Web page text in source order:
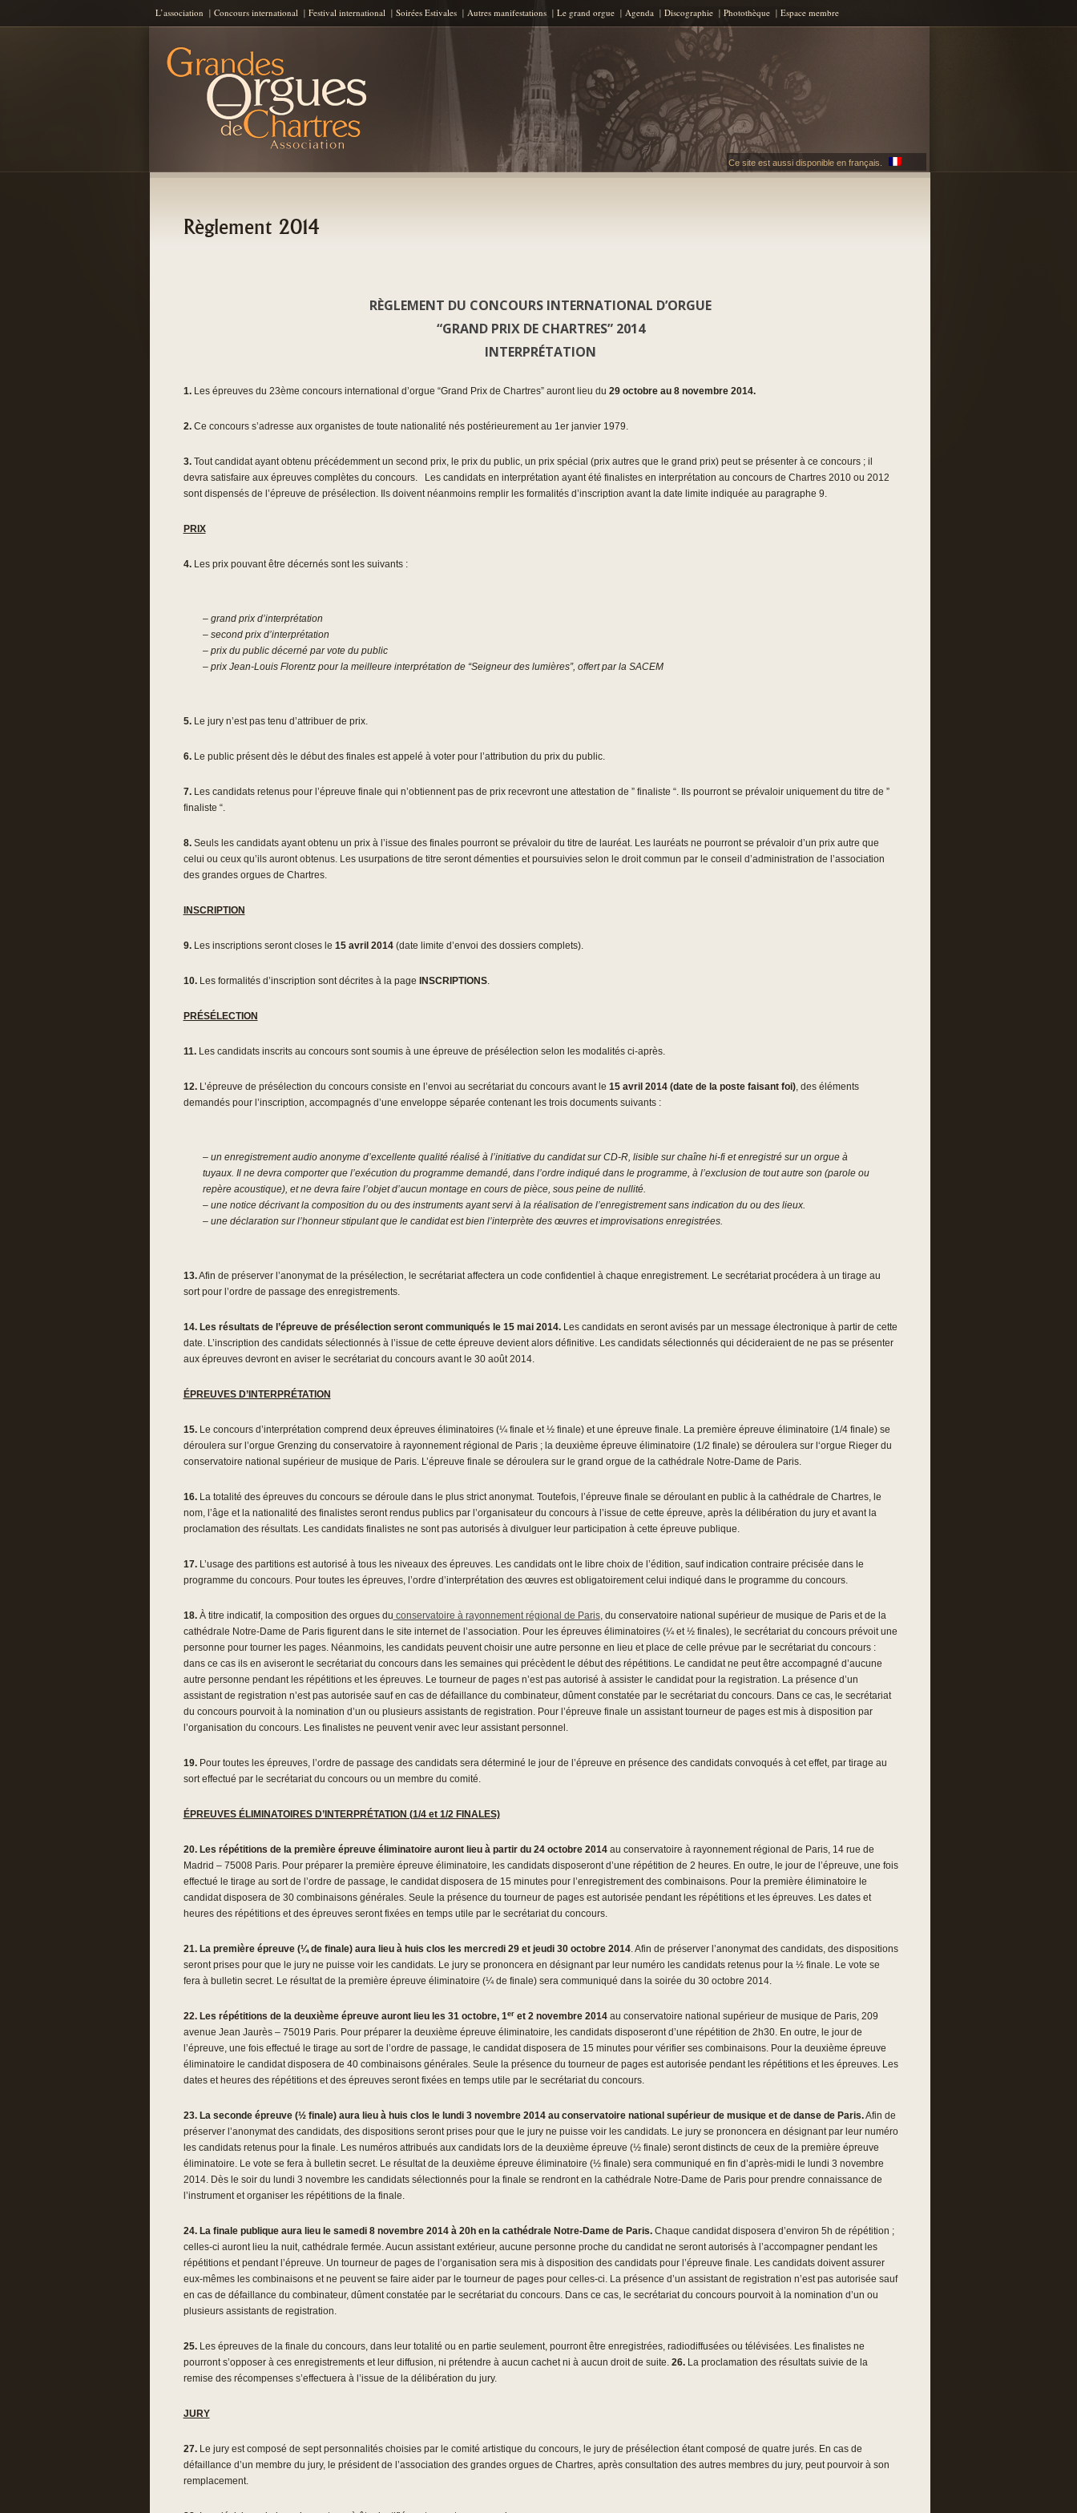
L’association Concours international Festival international Soirées Estivales Autres manifestations Le grand orgue Agenda Discographie Photothèque Espace membre
AGOC
Ce site est aussi disponible en français.
Règlement 2014
RÈGLEMENT DU CONCOURS INTERNATIONAL D’ORGUE
“GRAND PRIX DE CHARTRES” 2014
INTERPRÉTATION
1.Les épreuves du 23ème concours international d’orgue “Grand Prix de Chartres” auront lieu du 29 octobre au 8 novembre 2014.
2.Ce concours s’adresse aux organistes de toute nationalité nés postérieurement au 1er janvier 1979.
3.Tout candidat ayant obtenu précédemment un second prix, le prix du public, un prix spécial (prix autres que le grand prix) peut se présenter à ce concours ; il
devra satisfaire aux épreuves complètes du concours. Les candidats en interprétation ayant été finalistes en interprétation au concours de Chartres 2010 ou 2012
sont dispensés de l’épreuve de présélection. Ils doivent néanmoins remplir les formalités d’inscription avant la date limite indiquée au paragraphe 9.
PRIX
4.Les prix pouvant être décernés sont les suivants :
– grand prix d’interprétation
– second prix d’interprétation
– prix du public décerné par vote du public
– prix Jean-Louis Florentz pour la meilleure interprétation de “Seigneur des lumières”, offert par la SACEM
5.Le jury n’est pas tenu d’attribuer de prix.
6.Le public présent dès le début des finales est appelé à voter pour l’attribution du prix du public.
7.Les candidats retenus pour l’épreuve finale qui n’obtiennent pas de prix recevront une attestation de ” finaliste “. Ils pourront se prévaloir uniquement du titre de ”
finaliste “.
8.Seuls les candidats ayant obtenu un prix à l’issue des finales pourront se prévaloir du titre de lauréat. Les lauréats ne pourront se prévaloir d’un prix autre que
celui ou ceux qu’ils auront obtenus. Les usurpations de titre seront démenties et poursuivies selon le droit commun par le conseil d’administration de l’association
des grandes orgues de Chartres.
INSCRIPTION
9.Les inscriptions seront closes le 15 avril 2014(date limite d’envoi des dossiers complets).
10.Les formalités d’inscription sont décrites à la page INSCRIPTIONS.
PRÉSÉLECTION
11.Les candidats inscrits au concours sont soumis à une épreuve de présélection selon les modalités ci-après.
12.L’épreuve de présélection du concours consiste en l’envoi au secrétariat du concours avant le 15 avril 2014 (date de la poste faisant foi), des éléments
demandés pour l’inscription, accompagnés d’une enveloppe séparée contenant les trois documents suivants :
– un enregistrement audio anonyme d’excellente qualité réalisé à l’initiative du candidat sur CD-R, lisible sur chaîne hi-fi et enregistré sur un orgue à
tuyaux. Il ne devra comporter que l’exécution du programme demandé, dans l’ordre indiqué dans le programme, à l’exclusion de tout autre son (parole ou
repère acoustique), et ne devra faire l’objet d’aucun montage en cours de pièce, sous peine de nullité.
– une notice décrivant la composition du ou des instruments ayant servi à la réalisation de l’enregistrement sans indication du ou des lieux.
– une déclaration sur l’honneur stipulant que le candidat est bien l’interprète des œuvres et improvisations enregistrées.
13.Afin de préserver l’anonymat de la présélection, le secrétariat affectera un code confidentiel à chaque enregistrement. Le secrétariat procédera à un tirage au
sort pour l’ordre de passage des enregistrements.
14. Les résultats de l’épreuve de présélection seront communiqués le 15 mai 2014.Les candidats en seront avisés par un message électronique à partir de cette
date. L’inscription des candidats sélectionnés à l’issue de cette épreuve devient alors définitive. Les candidats sélectionnés qui décideraient de ne pas se présenter
aux épreuves devront en aviser le secrétariat du concours avant le 30 août 2014.
ÉPREUVES D’INTERPRÉTATION
15.Le concours d’interprétation comprend deux épreuves éliminatoires (¼ finale et ½ finale) et une épreuve finale. La première épreuve éliminatoire (1/4 finale) se
déroulera sur l’orgue Grenzing du conservatoire à rayonnement régional de Paris ; la deuxième épreuve éliminatoire (1/2 finale) se déroulera sur l‘orgue Rieger du
conservatoire national supérieur de musique de Paris. L’épreuve finale se déroulera sur le grand orgue de la cathédrale Notre-Dame de Paris.
16.La totalité des épreuves du concours se déroule dans le plus strict anonymat. Toutefois, l’épreuve finale se déroulant en public à la cathédrale de Chartres, le
nom, l’âge et la nationalité des finalistes seront rendus publics par l’organisateur du concours à l’issue de cette épreuve, après la délibération du jury et avant la
proclamation des résultats. Les candidats finalistes ne sont pas autorisés à divulguer leur participation à cette épreuve publique.
17.L’usage des partitions est autorisé à tous les niveaux des épreuves. Les candidats ont le libre choix de l’édition, sauf indication contraire précisée dans le
programme du concours. Pour toutes les épreuves, l’ordre d’interprétation des œuvres est obligatoirement celui indiqué dans le programme du concours.
18.À titre indicatif, la composition des orgues du conservatoire à rayonnement régional de Paris, du conservatoire national supérieur de musique de Paris et de la
cathédrale Notre-Dame de Paris figurent dans le site internet de l’association. Pour les épreuves éliminatoires (¼ et ½ finales), le secrétariat du concours prévoit une
personne pour tourner les pages. Néanmoins, les candidats peuvent choisir une autre personne en lieu et place de celle prévue par le secrétariat du concours :
dans ce cas ils en aviseront le secrétariat du concours dans les semaines qui précèdent le début des répétitions. Le candidat ne peut être accompagné d’aucune
autre personne pendant les répétitions et les épreuves. Le tourneur de pages n’est pas autorisé à assister le candidat pour la registration. La présence d’un
assistant de registration n’est pas autorisée sauf en cas de défaillance du combinateur, dûment constatée par le secrétariat du concours. Dans ce cas, le secrétariat
du concours pourvoit à la nomination d’un ou plusieurs assistants de registration. Pour l’épreuve finale un assistant tourneur de pages est mis à disposition par
l’organisation du concours. Les finalistes ne peuvent venir avec leur assistant personnel.
19.Pour toutes les épreuves, l’ordre de passage des candidats sera déterminé le jour de l’épreuve en présence des candidats convoqués à cet effet, par tirage au
sort effectué par le secrétariat du concours ou un membre du comité.
ÉPREUVES ÉLIMINATOIRES D’INTERPRÉTATION (1/4 et 1/2 FINALES)
20. Les répétitions de la première épreuve éliminatoire auront lieu à partir du 24 octobre 2014 au conservatoire à rayonnement régional de Paris, 14 rue de
Madrid – 75008 Paris. Pour préparer la première épreuve éliminatoire, les candidats disposeront d’une répétition de 2 heures. En outre, le jour de l’épreuve, une fois
effectué le tirage au sort de l’ordre de passage, le candidat disposera de 15 minutes pour l’enregistrement des combinaisons. Pour la première éliminatoire le
candidat disposera de 30 combinaisons générales. Seule la présence du tourneur de pages est autorisée pendant les répétitions et les épreuves. Les dates et
heures des répétitions et des épreuves seront fixées en temps utile par le secrétariat du concours.
21. La première épreuve (¼ de finale) aura lieu à huis clos les mercredi 29 et jeudi 30 octobre 2014. Afin de préserver l’anonymat des candidats, des dispositions
seront prises pour que le jury ne puisse voir les candidats. Le jury se prononcera en désignant par leur numéro les candidats retenus pour la ½ finale. Le vote se
fera à bulletin secret. Le résultat de la première épreuve éliminatoire (¼ de finale) sera communiqué dans la soirée du 30 octobre 2014.
22. Les répétitions de la deuxième épreuve auront lieu les 31 octobre, 1eret 2 novembre 2014 au conservatoire national supérieur de musique de Paris, 209
avenue Jean Jaurès – 75019 Paris. Pour préparer la deuxième épreuve éliminatoire, les candidats disposeront d’une répétition de 2h30. En outre, le jour de
l’épreuve, une fois effectué le tirage au sort de l’ordre de passage, le candidat disposera de 15 minutes pour vérifier ses combinaisons. Pour la deuxième épreuve
éliminatoire le candidat disposera de 40 combinaisons générales. Seule la présence du tourneur de pages est autorisée pendant les répétitions et les épreuves. Les
dates et heures des répétitions et des épreuves seront fixées en temps utile par le secrétariat du concours.
23. La seconde épreuve (½ finale) aura lieu à huis clos le lundi 3 novembre 2014 au conservatoire national supérieur de musique et de danse de Paris.Afin de
préserver l’anonymat des candidats, des dispositions seront prises pour que le jury ne puisse voir les candidats. Le jury se prononcera en désignant par leur numéro
les candidats retenus pour la finale. Les numéros attribués aux candidats lors de la deuxième épreuve (½ finale) seront distincts de ceux de la première épreuve
éliminatoire. Le vote se fera à bulletin secret. Le résultat de la deuxième épreuve éliminatoire (½ finale) sera communiqué en fin d’après-midi le lundi 3 novembre
2014. Dès le soir du lundi 3 novembre les candidats sélectionnés pour la finale se rendront en la cathédrale Notre-Dame de Paris pour prendre connaissance de
l’instrument et organiser les répétitions de la finale.
24. La finale publique aura lieu le samedi 8 novembre 2014 à 20h en la cathédrale Notre-Dame de Paris.Chaque candidat disposera d’environ 5h de répétition ;
celles-ci auront lieu la nuit, cathédrale fermée. Aucun assistant extérieur, aucune personne proche du candidat ne seront autorisés à l’accompagner pendant les
répétitions et pendant l’épreuve. Un tourneur de pages de l’organisation sera mis à disposition des candidats pour l’épreuve finale. Les candidats doivent assurer
eux-mêmes les combinaisons et ne peuvent se faire aider par le tourneur de pages pour celles-ci. La présence d’un assistant de registration n’est pas autorisée sauf
en cas de défaillance du combinateur, dûment constatée par le secrétariat du concours. Dans ce cas, le secrétariat du concours pourvoit à la nomination d’un ou
plusieurs assistants de registration.
25.Les épreuves de la finale du concours, dans leur totalité ou en partie seulement, pourront être enregistrées, radiodiffusées ou télévisées. Les finalistes ne
pourront s’opposer à ces enregistrements et leur diffusion, ni prétendre à aucun cachet ni à aucun droit de suite. 26.La proclamation des résultats suivie de la
remise des récompenses s’effectuera à l’issue de la délibération du jury.
JURY
27.Le jury est composé de sept personnalités choisies par le comité artistique du concours, le jury de présélection étant composé de quatre jurés. En cas de
défaillance d’un membre du jury, le président de l’association des grandes orgues de Chartres, après consultation des autres membres du jury, peut pourvoir à son
remplacement.